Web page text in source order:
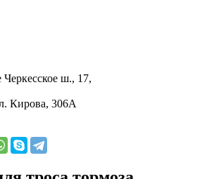
Черкесское ш., 17,
Кирова, 306А